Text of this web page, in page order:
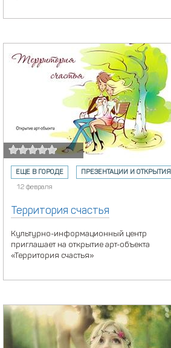
ЕЩЕ В ГОРОДЕ ПРЕЗЕНТАЦИИ И ОТКРЫТИЯ
12 февраля
Территория счастья
Культурно-информационный центр
приглашает на открытие арт-объекта
«Территория счастья»